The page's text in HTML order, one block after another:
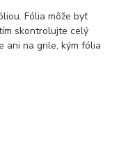
Fólia môže byť
skontrolujte celý
ani na grile, kým fólia